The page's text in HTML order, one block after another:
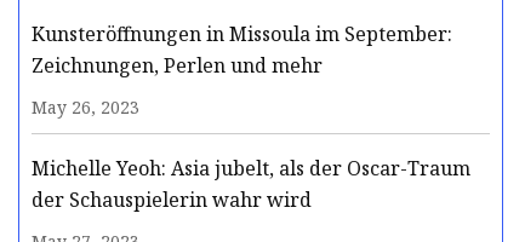
Kunsteröffnungen in Missoula im September:
Zeichnungen, Perlen und mehr
May 26, 2023
Michelle Yeoh: Asia jubelt, als der Oscar-Traum
der Schauspielerin wahr wird